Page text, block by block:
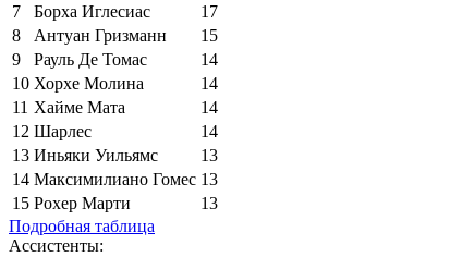
7
Борха Иглесиас
17
8
Антуан Гризманн
15
9
Рауль Де Томас
14
10 Хорхе Молина
14
11 Хайме Мата
14
12 Шарлес
14
13 Иньяки Уильямс
13
14 Максимилиано Гомес 13
15 Рохер Марти
13
Подробная таблица
Ассистенты: